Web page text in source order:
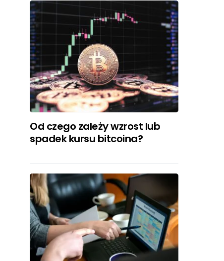
Od czego zależy wzrost lub
spadek kursu bitcoina?